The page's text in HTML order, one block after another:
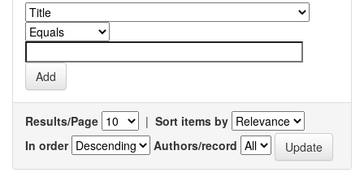
Results/Page | Sort items by
In order
Authors/record